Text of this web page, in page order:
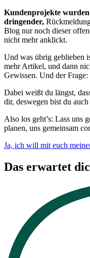
Kundenprojekte
dringender,
Blog nur noch dieser
nicht mehr anklickt.
Und was übrig geblieben
mehr Artikel, und dann
Gewissen. Und der Frage:
Dabei weißt du längst,
dir, deswegen bist du
Also los geht’s: Lass uns
planen, uns gemeinsam
Ja, ich will mit euch
Das erwartet